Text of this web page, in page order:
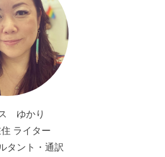
ゆかり
ライター
タント・通訳